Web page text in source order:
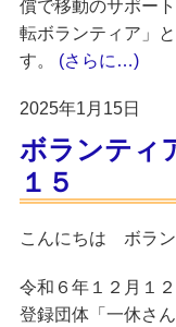
償で移動のサポー
転ボランティア」
す。
(さらに…)
2025年1月15日
ボランティ
１５
こんにちは ボラ
令和６年１２月１
登録団体「一休さん